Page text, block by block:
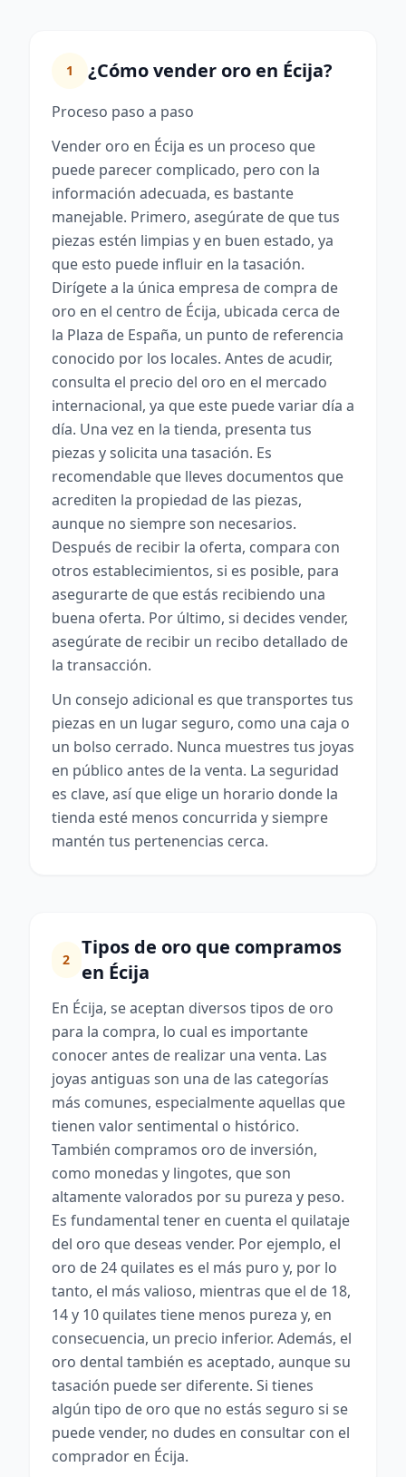
1 ¿Cómo vender oro en Écija?
Proceso paso a paso
Vender oro en Écija es un proceso que
puede parecer complicado, pero con la
información adecuada, es bastante
manejable. Primero, asegúrate de que tus
piezas estén limpias y en buen estado, ya
que esto puede influir en la tasación.
Dirígete a la única empresa de compra de
oro en el centro de Écija, ubicada cerca de
la Plaza de España, un punto de referencia
conocido por los locales. Antes de acudir,
consulta el precio del oro en el mercado
internacional, ya que este puede variar día a
día. Una vez en la tienda, presenta tus
piezas y solicita una tasación. Es
recomendable que lleves documentos que
acrediten la propiedad de las piezas,
aunque no siempre son necesarios.
Después de recibir la oferta, compara con
otros establecimientos, si es posible, para
asegurarte de que estás recibiendo una
buena oferta. Por último, si decides vender,
asegúrate de recibir un recibo detallado de
la transacción.
Un consejo adicional es que transportes tus
piezas en un lugar seguro, como una caja o
un bolso cerrado. Nunca muestres tus joyas
en público antes de la venta. La seguridad
es clave, así que elige un horario donde la
tienda esté menos concurrida y siempre
mantén tus pertenencias cerca.
2
Tipos de oro que compramos
en Écija
En Écija, se aceptan diversos tipos de oro
para la compra, lo cual es importante
conocer antes de realizar una venta. Las
joyas antiguas son una de las categorías
más comunes, especialmente aquellas que
tienen valor sentimental o histórico.
También compramos oro de inversión,
como monedas y lingotes, que son
altamente valorados por su pureza y peso.
Es fundamental tener en cuenta el quilataje
del oro que deseas vender. Por ejemplo, el
oro de 24 quilates es el más puro y, por lo
tanto, el más valioso, mientras que el de 18,
14 y 10 quilates tiene menos pureza y, en
consecuencia, un precio inferior. Además, el
oro dental también es aceptado, aunque su
tasación puede ser diferente. Si tienes
algún tipo de oro que no estás seguro si se
puede vender, no dudes en consultar con el
comprador en Écija.